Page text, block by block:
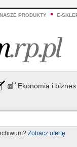
PRODUKTY E-
Ekonomia i biznes
Zobacz ofertę